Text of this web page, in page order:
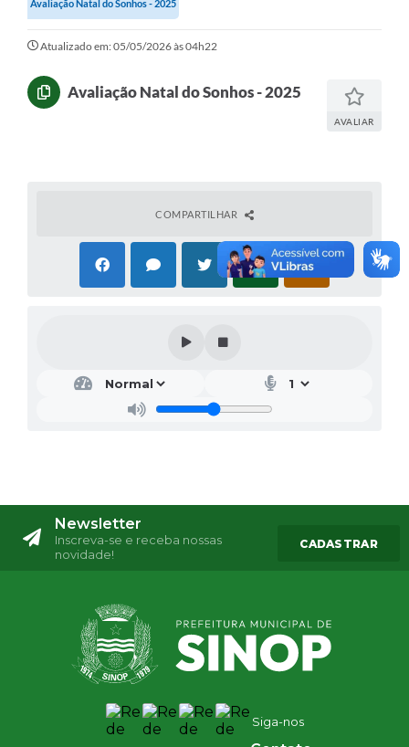
Avaliação Natal do Sonhos - 2025
Atualizado em: 05/05/2026 às 04h22
Avaliação Natal do Sonhos - 2025
AVALIAR
COMPARTILHAR
Newsletter
Inscreva-se e receba nossas
novidade!
CADASTRAR
Siga-nos